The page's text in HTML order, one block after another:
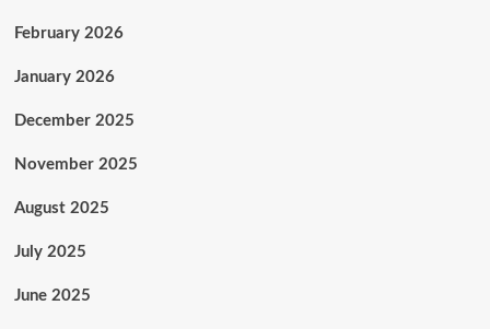
February 2026
January 2026
December 2025
November 2025
August 2025
July 2025
June 2025